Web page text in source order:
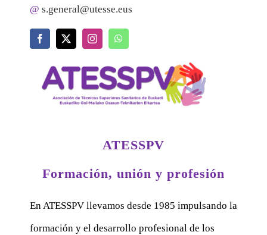
@ s.general@utesse.eus
ATESSPV
Formación, unión y profesión
En ATESSPV llevamos desde 1985 impulsando la
formación y el desarrollo profesional de los